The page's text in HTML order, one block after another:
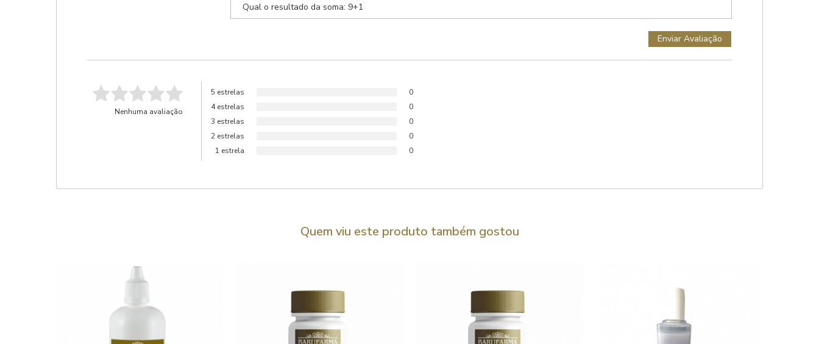
Nenhuma avaliação
5 estrelas
0
4 estrelas
0
3 estrelas
0
2 estrelas
0
1 estrela
0
Quem viu este produto também gostou